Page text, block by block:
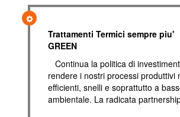
Trattamenti Termici sempre piu'
GREEN
Continua la politica di
rendere i nostri processi produttivi
efficienti, snelli e soprattutto a
ambientale. La radicata